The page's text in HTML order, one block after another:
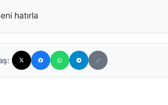
hatırla